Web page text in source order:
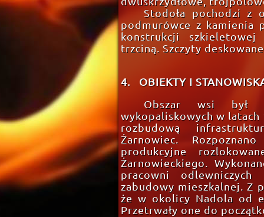
Stodoła pochodzi z
podmurówce z kamienia
konstrukcji
trzciną. Szczyty
4. OBIEKTY I
Obszar wsi był
wykopaliskowych w latach
rozbudową
Żarnowiec.
produkcyjne
Żarnowieckiego.
pracowni
zabudowy mieszkalnej. Z
że w okolicy Nadola od
Przetrwały one do